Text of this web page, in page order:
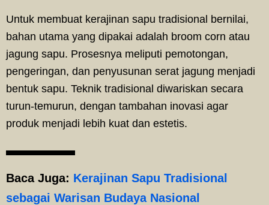
Untuk membuat kerajinan sapu tradisional bernilai,
bahan utama yang dipakai adalah broom corn atau
jagung sapu. Prosesnya meliputi pemotongan,
pengeringan, dan penyusunan serat jagung menjadi
bentuk sapu. Teknik tradisional diwariskan secara
turun-temurun, dengan tambahan inovasi agar
produk menjadi lebih kuat dan estetis.
Baca Juga: Kerajinan Sapu Tradisional
sebagai Warisan Budaya Nasional